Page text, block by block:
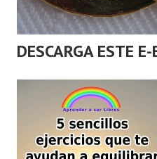
DESCARGA ESTE